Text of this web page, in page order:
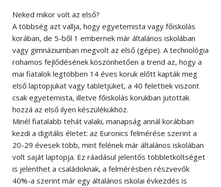
Neked mikor volt az első?
A többség azt vallja, hogy egyetemista vagy főiskolás
korában, de 5-ből 1 embernek már általános iskolában
vagy gimnáziumban megvolt az első (gépe). A technológia
rohamos fejlődésének köszönhetően a trend az, hogy a
mai fiatalok legtöbben 14 éves koruk előtt kapták meg
első laptopjukat vagy tabletjüket, a 40 felettiek viszont
csak egyetemista, illetve főiskolás korukban jutottak
hozzá az első ilyen készülékükhöz.
Minél fiatalabb tehát valaki, manapság annál korábban
kezdi a digitális életet: az Euronics felmérése szerint a
20-29 évesek több, mint felének már általános iskolában
volt saját laptopja. Ez ráadásul jelentős többletköltséget
is jelenthet a családoknak, a felmérésben részvevők
40%-a szerint már egy általános iskolai évkezdés is